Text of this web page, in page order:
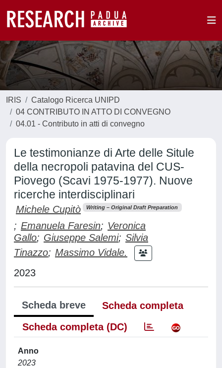
IRIS
Catalogo Ricerca UNIPD
04 CONTRIBUTO IN ATTO DI CONVEGNO
04.01 - Contributo in atti di convegno
Le testimonianze di Arte delle Situle
della necropoli patavina del CUS-
Piovego (Scavi 1975-1977). Nuove
ricerche interdisciplinari
Michele Cupitò Writing – Original Draft Preparation
; Emanuela Faresin; Veronica
Gallo; Giuseppe Salemi; Silvia
Tinazzo; Massimo Vidale.
2023
Scheda breve
Scheda completa
Scheda completa (DC)
Anno
2023